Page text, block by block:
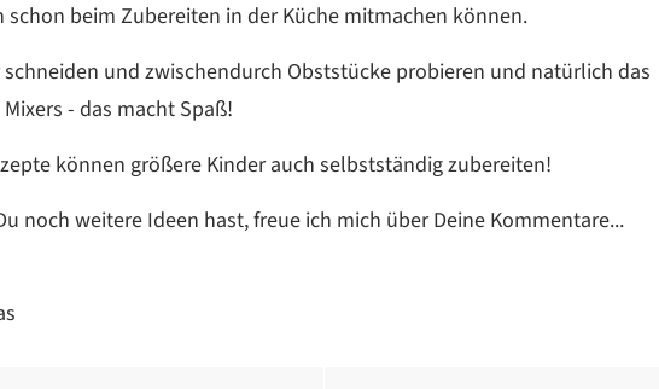
schon beim Zubereiten in der Küche mitmachen können.
und zwischendurch Obststücke probieren und natürlich das
- das macht Spaß!
können größere Kinder auch selbstständig zubereiten!
noch weitere Ideen hast, freue ich mich über Deine Kommentare...